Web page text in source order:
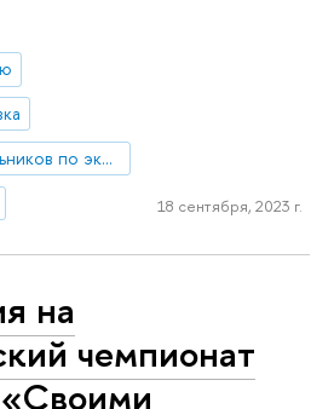
кейс-чемпионат школьников по экономике и предпринимательству
18 сентября, 2023 г.
на
чемпионат